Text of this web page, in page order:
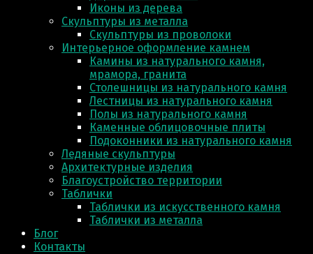
Иконы из дерева
Скульптуры из металла
Скульптуры из проволоки
Интерьерное оформление камнем
Камины из натурального камня,
мрамора, гранита
Столешницы из натурального камня
Лестницы из натурального камня
Полы из натурального камня
Каменные облицовочные плиты
Подоконники из натурального камня
Ледяные скульптуры
Архитектурные изделия
Благоустройство территории
Таблички
Таблички из искусственного камня
Таблички из металла
Блог
Контакты